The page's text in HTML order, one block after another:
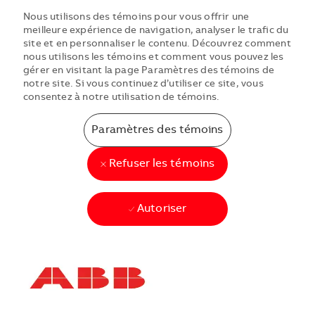
Nous utilisons des témoins pour vous offrir une
meilleure expérience de navigation, analyser le trafic du
site et en personnaliser le contenu. Découvrez comment
nous utilisons les témoins et comment vous pouvez les
gérer en visitant la page Paramètres des témoins de
notre site. Si vous continuez d’utiliser ce site, vous
consentez à notre utilisation de témoins.
Paramètres des témoins
Refuser les témoins
Autoriser